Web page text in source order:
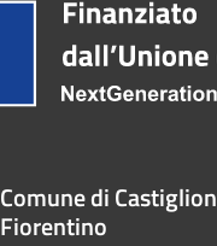
Comune di Castiglion
Fiorentino